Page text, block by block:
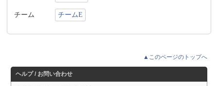
チーム チームE
▲このページのトップへ
ヘルプ / お問い合わせ